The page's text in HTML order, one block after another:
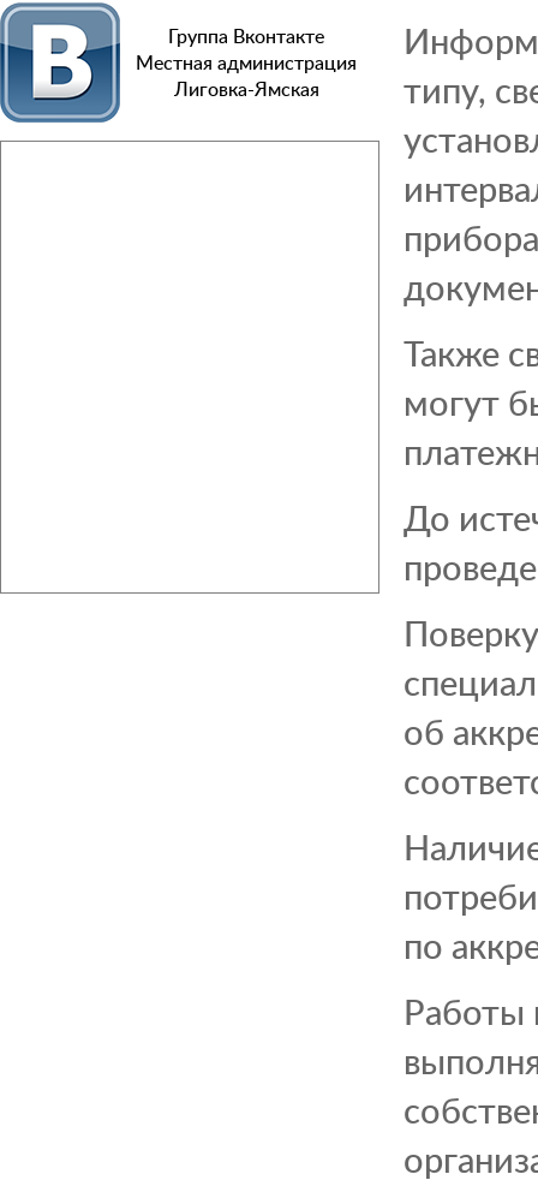
Группа Вконтакте
Местная администрация
Лиговка-Ямская
типу,
Также
могут
До
об
по
Работы